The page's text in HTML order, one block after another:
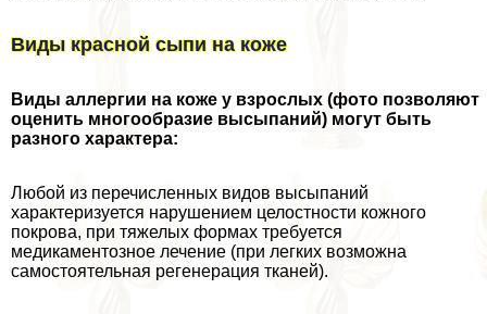
Виды красной сыпи на коже
Виды аллергии на коже у взрослых (фото позволяют
оценить многообразие высыпаний) могут быть
разного хаpaктера:
Любой из перечисленных видов высыпаний
хаpaктеризуется нарушением целостности кожного
покрова, при тяжелых формах требуется
медикаментозное лечение (при легких возможна
самостоятельная регенерация тканей).